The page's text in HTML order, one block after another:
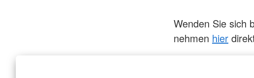
Wenden Sie sich
nehmen hier